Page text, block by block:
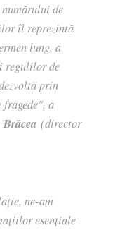
de
îl reprezintă
lung, a
regulilor de
prin
a
(director
ne-am
esențiale